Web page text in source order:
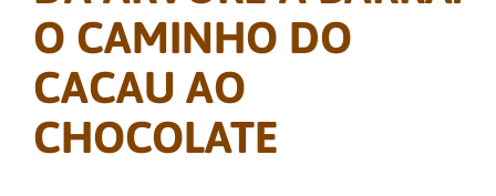
O CAMINHO DO
CACAU AO
CHOCOLATE